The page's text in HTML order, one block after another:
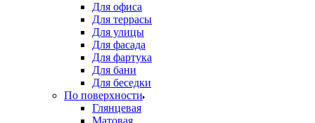
Для офиса
Для террасы
Для улицы
Для фасада
Для фартука
Для бани
Для беседки
По поверхности
Глянцевая
Матовая